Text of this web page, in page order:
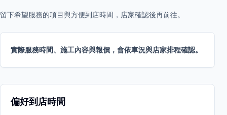
留下希望服務的項目與方便到店時間，店家確認後再前往。
實際服務時間、施工內容與報價，會依車況與店家排程確認。
偏好到店時間